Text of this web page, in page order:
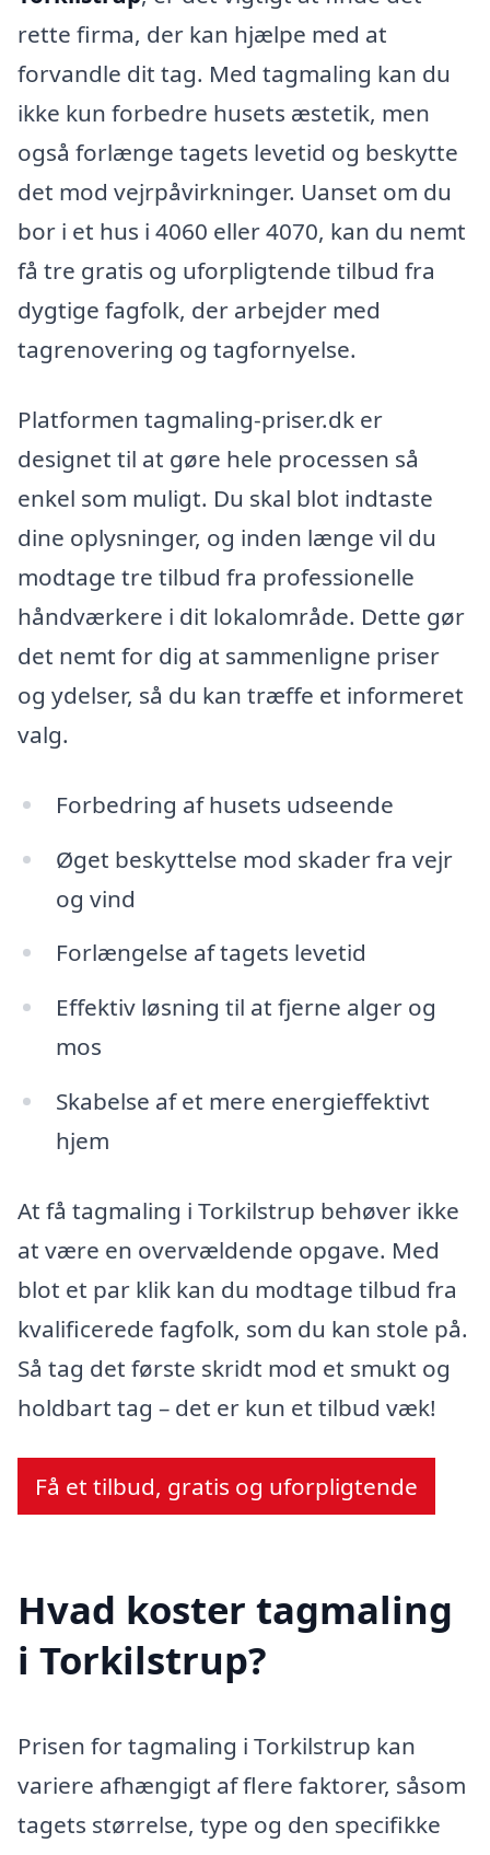
rette firma, der kan hjælpe med at
forvandle dit tag. Med tagmaling kan du
ikke kun forbedre husets æstetik, men
også forlænge tagets levetid og beskytte
det mod vejrpåvirkninger. Uanset om du
bor i et hus i 4060 eller 4070, kan du nemt
få tre gratis og uforpligtende tilbud fra
dygtige fagfolk, der arbejder med
tagrenovering og tagfornyelse.
Platformen tagmaling-priser.dk er
designet til at gøre hele processen så
enkel som muligt. Du skal blot indtaste
dine oplysninger, og inden længe vil du
modtage tre tilbud fra professionelle
håndværkere i dit lokalområde. Dette gør
det nemt for dig at sammenligne priser
og ydelser, så du kan træffe et informeret
valg.
Forbedring af husets udseende
Øget beskyttelse mod skader fra vejr
og vind
Forlængelse af tagets levetid
Effektiv løsning til at fjerne alger og
mos
Skabelse af et mere energieffektivt
hjem
At få tagmaling i Torkilstrup behøver ikke
at være en overvældende opgave. Med
blot et par klik kan du modtage tilbud fra
kvalificerede fagfolk, som du kan stole på.
Så tag det første skridt mod et smukt og
holdbart tag – det er kun et tilbud væk!
Få et tilbud, gratis og uforpligtende
Hvad koster tagmaling
i Torkilstrup?
Prisen for tagmaling i Torkilstrup kan
variere afhængigt af flere faktorer, såsom
tagets størrelse, type og den specifikke